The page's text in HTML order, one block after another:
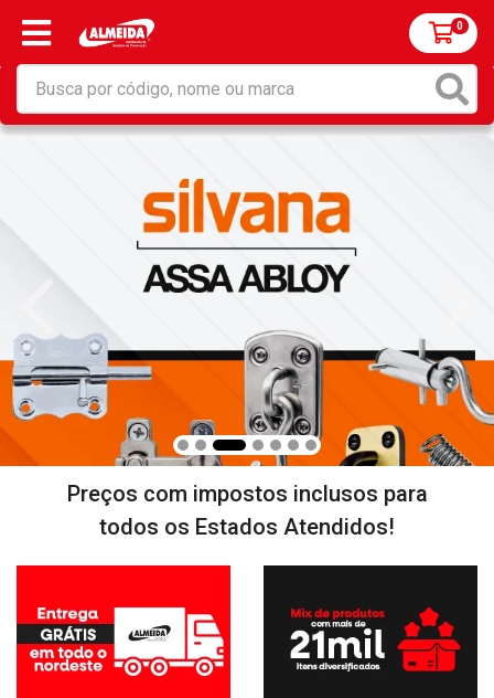
0
Preços com impostos inclusos para
todos os Estados Atendidos!